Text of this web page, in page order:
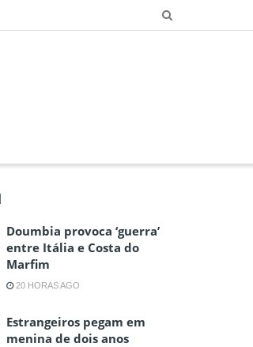
Doumbia provoca ‘guerra’
entre Itália e Costa do
Marfim
20 HORAS AGO
Estrangeiros pegam em
menina de dois anos